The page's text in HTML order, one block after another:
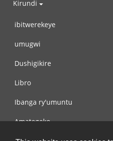
Kirundi
ibitwerekeye
umugwi
Dushigikire
Libro
Ibanga ry'umuntu
Amategeko